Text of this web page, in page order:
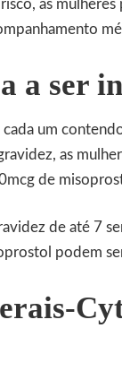
as mulheres
a ser
um
as
de
de até 7
podem